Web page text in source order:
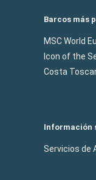
Barcos más
MSC World
Icon of the
Costa
Información
Servicios de